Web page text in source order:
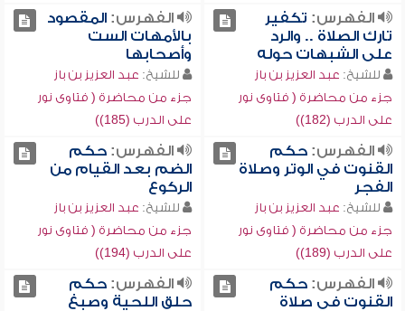
الفهرس: تكفير
تارك الصلاة .. والرد
على الشبهات حوله
للشيخ: عبد العزيز بن باز
جزء من محاضرة ( فتاوى نور
على الدرب (182))
الفهرس:المقصود
بالأمهات الست
وأصحابها
للشيخ: عبد العزيز بن باز
جزء من محاضرة ( فتاوى نور
على الدرب (185))
الفهرس:حكم
القنوت في الوتر وصلاة
الفجر
للشيخ: عبد العزيز بن باز
جزء من محاضرة ( فتاوى نور
على الدرب (189))
الفهرس:حكم
الضم بعد القيام من
الركوع
للشيخ: عبد العزيز بن باز
جزء من محاضرة ( فتاوى نور
على الدرب (194))
الفهرس:حكم
القنوت في صلاة
الفهرس:حكم
حلق اللحية وصبغ